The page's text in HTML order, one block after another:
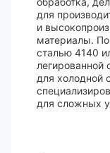
для
и
материалы.
сталью 4140
легированной
для холодной
для сложных